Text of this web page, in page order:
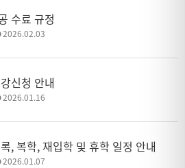
수료 규정
2026.02.03
신청 안내
2026.01.16
, 복학, 재입학 및 휴학 일정 안내
2026.01.07